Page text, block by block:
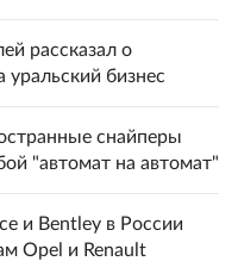
рассказал о
бизнес
снайперы
"автомат на автомат"
и Bentley в России
Opel и Renault